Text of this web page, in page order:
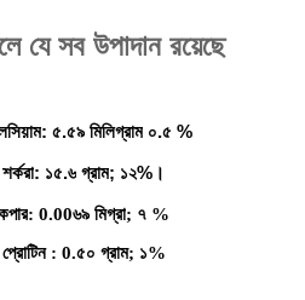
যে সব উপাদান রয়েছে
: ৫.৫৯ মিলিগ্রাম ০.৫ %
শর্করা: ১৫.৬ গ্রাম; ১২% ।
: 0.00৬৯ মিগ্রা; ৭ %
প্রোটিন: 0.৫০ গ্রাম; ১%